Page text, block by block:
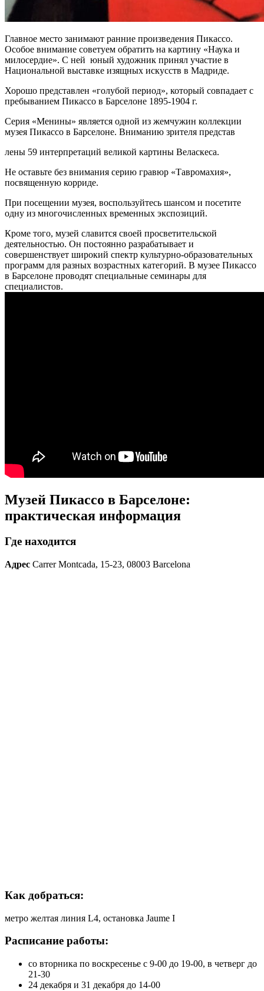
Главное место занимают ранние произведения Пикассо.
Особое внимание советуем обратить на картину «Наука и
милосердие». С ней юный художник принял участие в
Национальной выставке изящных искусств в Мадриде.
Хорошо представлен «голубой период», который совпадает с
пребыванием Пикассо в Барселоне 1895-1904 г.
Серия «Менины» является одной из жемчужин коллекции
музея Пикассо в Барселоне. Вниманию зрителя представ
лены 59 интерпретаций великой картины Веласкеса.
Не оставьте без внимания серию гравюр «Тавромахия»,
посвященную корриде.
При посещении музея, воспользуйтесь шансом и посетите
одну из многочисленных временных экспозиций.
Кроме того, музей славится своей просветительской
деятельностью. Он постоянно разрабатывает и
совершенствует широкий спектр культурно-образовательных
программ для разных возрастных категорий. В музее Пикассо
в Барселоне проводят специальные семинары для
специалистов.
Музей Пикассо в Барселоне:
практическая информация
Где находится
Адрес Carrer Montcada, 15-23, 08003 Barcelona
Как добраться:
метро желтая линия L4, остановка Jaume I
Расписание работы:
со вторника по воскресенье с 9-00 до 19-00, в четверг до
21-30
24 декабря и 31 декабря до 14-00